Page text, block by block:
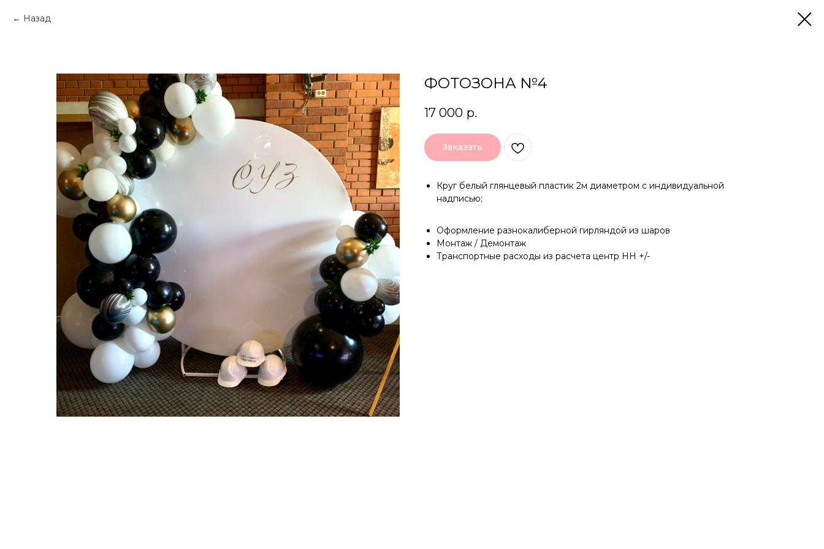
Назад
ФОТОЗОНА №4
17 000 р.
Заказать
Круг белый глянцевый пластик 2м диаметром с индивидуальной
надписью;
Оформление разнокалиберной гирляндой из шаров
Монтаж / Демонтаж
Транспортные расходы из расчета центр НН +/-